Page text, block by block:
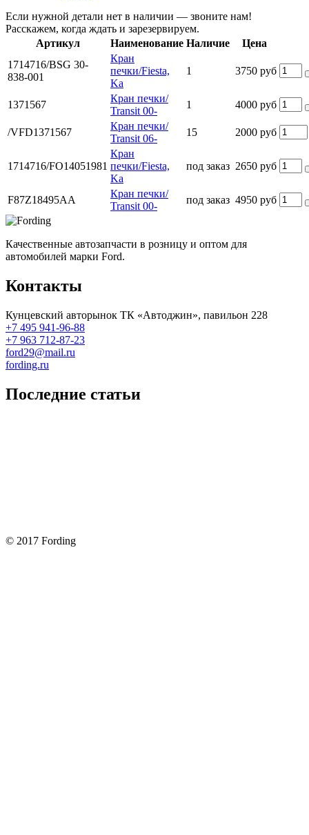
Если нужной детали нет в наличии — звоните нам!
Расскажем, когда ждать и зарезервируем.
Артикул
Наименование Наличие
Цена
1714716/BSG 30-
838-001
Кран
печки/Fiesta,
Ka
1 3750 руб
1371567
Кран печки/
Transit 00-
1 4000 руб
/VFD1371567
Кран печки/
Transit 06-
15 2000 руб
1714716/FO14051981
Кран
печки/Fiesta,
Ka
под заказ 2650 руб
F87Z18495AA
Кран печки/
Transit 00-
под заказ 4950 руб
Качественные автозапчасти в розницу и оптом для
автомобилей марки Ford.
Контакты
Кунцевский авторынок ТК «Автоджин», павильон 228
+7 495 941-96-88
+7 963 712-87-23
ford29@mail.ru
fording.ru
Последние статьи
© 2017 Fording